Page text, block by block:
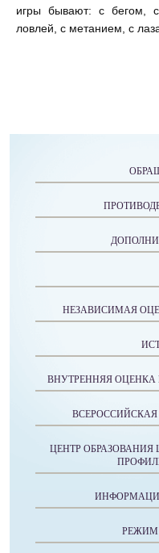
игры бывают: с бегом,
ловлей, с метанием, с
НЕЗАВИСИМАЯ
ВНУТРЕННЯЯ ОЦЕНКА
ЦЕНТР
РЕЖИМ